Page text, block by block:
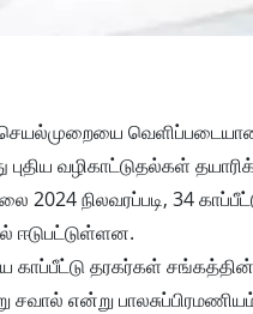
செயல்முறையை
வழிகாட்டுதல்கள்
2024 நிலவரப்படி, 34
ஈடுபட்டுள்ளன.
காப்பீட்டு தரகர்கள்
என்று